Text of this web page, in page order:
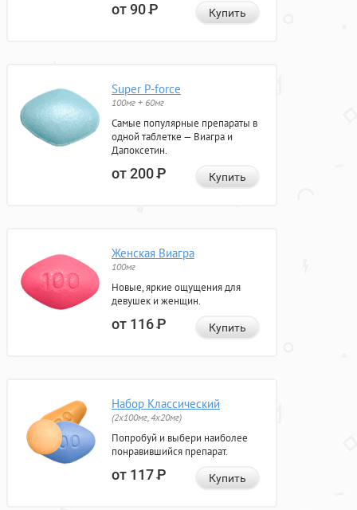
от 90Р Купить
Super P-force
100мг + 60мг
Самые популярные препараты в
одной таблетке — Виагра и
Дапоксетин.
от 200Р Купить
Женская Виагра
100мг
Новые, яркие ощущения для
девушек и женщин.
от 116Р Купить
Набор Классический
(2x100мг, 4x20мг)
Попробуй и выбери наиболее
понравившийся препарат.
от 117Р Купить